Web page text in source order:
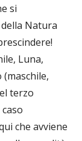
si
Natura
Luna,
terzo
che avviene